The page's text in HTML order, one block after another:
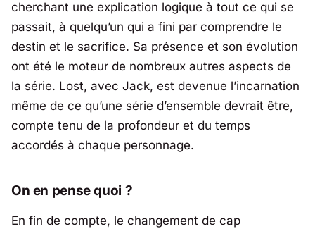
cherchant une explication logique à tout ce qui se
passait, à quelqu’un qui a fini par comprendre le
destin et le sacrifice. Sa présence et son évolution
ont été le moteur de nombreux autres aspects de
la série. Lost, avec Jack, est devenue l’incarnation
même de ce qu’une série d’ensemble devrait être,
compte tenu de la profondeur et du temps
accordés à chaque personnage.
On en pense quoi ?
En fin de compte, le changement de cap